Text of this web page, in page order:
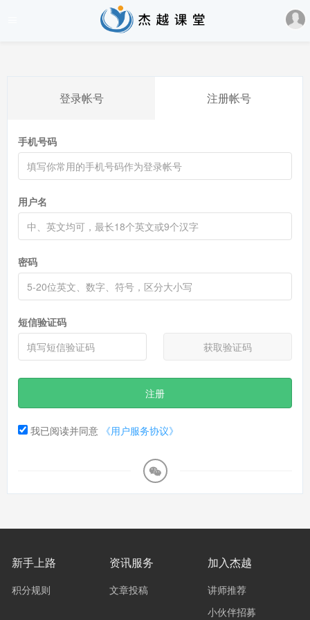
登录帐号 注册帐号
手机号码
用户名
密码
短信验证码
获取验证码
注册
我已阅读并同意 《用户服务协议》
新手上路
积分规则
资讯服务
文章投稿
加入杰越
讲师推荐
小伙伴招募